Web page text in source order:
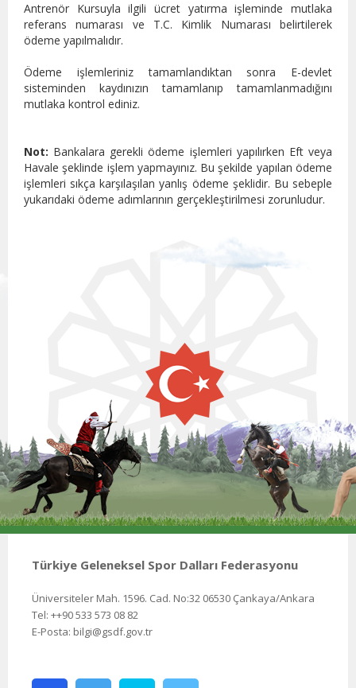
Antrenör Kursuyla ilgili ücret yatırma işleminde mutlaka
referans numarası ve T.C. Kimlik Numarası belirtilerek
ödeme yapılmalıdır.
Ödeme işlemleriniz tamamlandıktan sonra E-devlet
sisteminden kaydınızın tamamlanıp tamamlanmadığını
mutlaka kontrol ediniz.
Not: Bankalara gerekli ödeme işlemleri yapılırken Eft veya
Havale şeklinde işlem yapmayınız. Bu şekilde yapılan ödeme
işlemleri sıkça karşılaşılan yanlış ödeme şeklidir. Bu sebeple
yukarıdaki ödeme adımlarının gerçekleştirilmesi zorunludur.
Türkiye Geleneksel Spor Dalları Federasyonu
Üniversiteler Mah. 1596. Cad. No:32 06530 Çankaya/Ankara
Tel: ++90 533 573 08 82
E-Posta: bilgi@gsdf.gov.tr